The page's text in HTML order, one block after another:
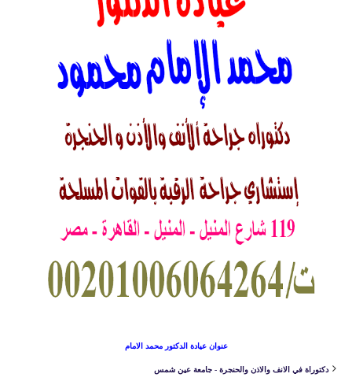
عنوان عيادة الدكتور محمد الامام
دكتوراة في الانف والاذن والحنجرة - جامعة عين شمس